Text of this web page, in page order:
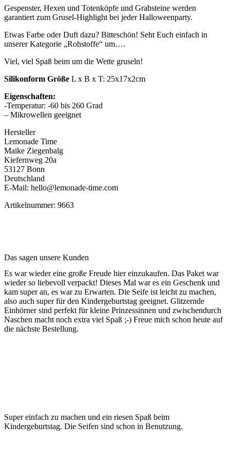
Gespenster, Hexen und Totenköpfe und Grabsteine werden
garantiert zum Grusel-Highlight bei jeder Halloweenparty.
Etwas Farbe oder Duft dazu? Bitteschön! Seht Euch einfach in
unserer Kategorie „Rohstoffe“ um….
Viel, viel Spaß beim um die Wette gruseln!
Silikonform Größe L x B x T: 25x17x2cm
Eigenschaften:
-Temperatur: -60 bis 260 Grad
– Mikrowellen geeignet
Hersteller
Lemonade Time
Maike Ziegenbalg
Kiefernweg 20a
53127 Bonn
Deutschland
E-Mail: hello@lemonade-time.com
Artikelnummer: 9663
Das sagen unsere Kunden
Es war wieder eine große Freude hier einzukaufen. Das Paket war
wieder so liebevoll verpackt! Dieses Mal war es ein Geschenk und
kam super an, es war zu Erwarten. Die Seife ist leicht zu machen,
also auch super für den Kindergeburtstag geeignet. Glitzernde
Einhörner sind perfekt für kleine Prinzessinnen und zwischendurch
Naschen macht noch extra viel Spaß ;-) Freue mich schon heute auf
die nächste Bestellung.
Super einfach zu machen und ein riesen Spaß beim
Kindergeburtstag. Die Seifen sind schon in Benutzung.